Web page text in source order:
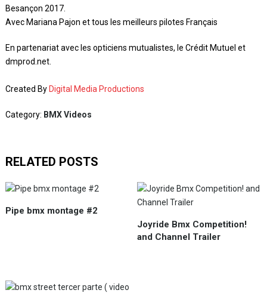
Besançon 2017.
Avec Mariana Pajon et tous les meilleurs pilotes Français
En partenariat avec les opticiens mutualistes, le Crédit Mutuel et
dmprod.net.
Created By Digital Media Productions
Category: BMX Videos
RELATED POSTS
Pipe bmx montage #2
Joyride Bmx Competition!
and Channel Trailer